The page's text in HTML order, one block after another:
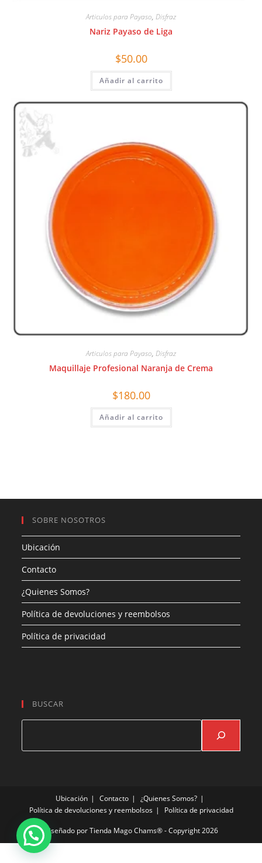
Articulos para Payaso, Disfraz
Nariz Payaso de Liga
$50.00
Añadir al carrito
Articulos para Payaso, Disfraz
Maquillaje Profesional Naranja de Crema
$180.00
Añadir al carrito
SOBRE NOSOTROS
Ubicación
Contacto
¿Quienes Somos?
Política de devoluciones y reembolsos
Política de privacidad
BUSCAR
Ubicación Contacto
¿Quienes Somos?
Política de devoluciones y reembolsos
Política de privacidad
Diseñado porTienda Mago Chams®- Copyright 2026